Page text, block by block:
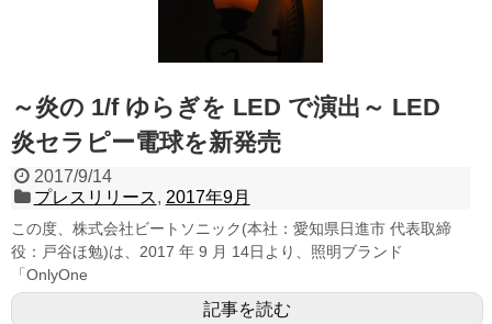
～炎の 1/f ゆらぎを LED で演出～ LED
炎セラピー電球を新発売
2017/9/14
プレスリリース, 2017年9月
この度、株式会社ビートソニック(本社：愛知県日進市 代表取締
役：戸谷ほ勉)は、2017 年 9 月 14日より、照明ブランド
「OnlyOne
記事を読む